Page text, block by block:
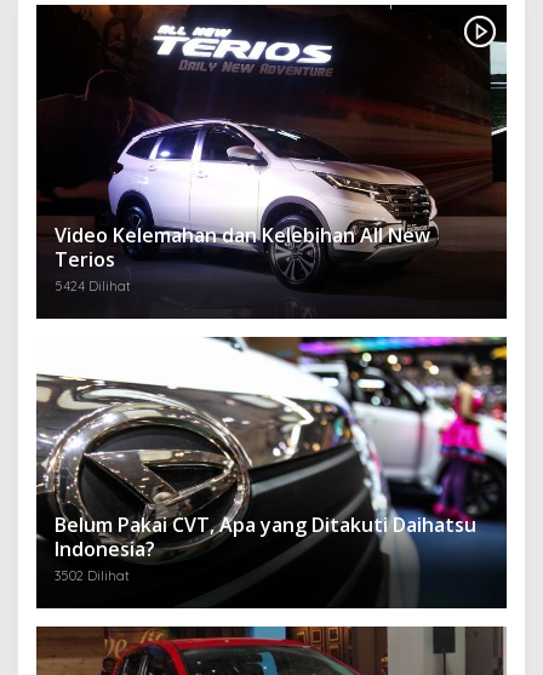
Video Kelemahan dan Kelebihan All New
Terios
5424 Dilihat
Belum Pakai CVT, Apa yang Ditakuti Daihatsu
Indonesia?
3502 Dilihat